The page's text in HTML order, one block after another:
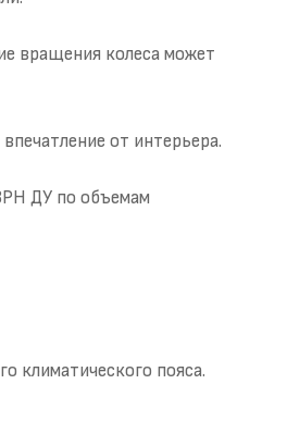
вращения колеса может
от интерьера.
ДУ по объемам
климатического пояса.